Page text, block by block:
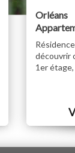
Orléans
découvrir
1er